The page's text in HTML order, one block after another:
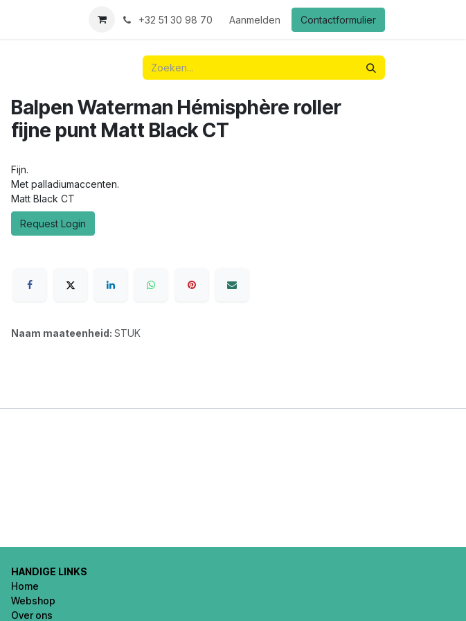
+32 51 30 98 70 Aanmelden Contactformulier
Balpen Waterman Hémisphère roller
fijne punt Matt Black CT
Fijn.
Met palladiumaccenten.
Matt Black CT
Request Login
Naam maateenheid: STUK
HANDIGE LINKS
Home
Webshop
Over ons